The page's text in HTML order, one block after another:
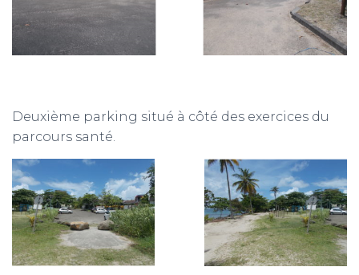
Deuxième parking situé à côté des exercices du
parcours santé.